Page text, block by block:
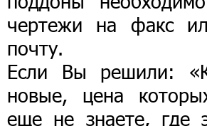
чертежи на факс
почту.
Если Вы решили:
новые, цена
еще не знаете, где